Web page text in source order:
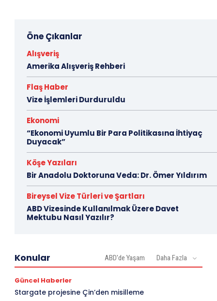
Öne Çıkanlar
Alışveriş
Amerika Alışveriş Rehberi
Flaş Haber
Vize İşlemleri Durduruldu
Ekonomi
“Ekonomi Uyumlu Bir Para Politikasına İhtiyaç
Duyacak”
Köşe Yazıları
Bir Anadolu Doktoruna Veda: Dr. Ömer Yıldırım
Bireysel Vize Türleri ve Şartları
ABD Vizesinde Kullanılmak Üzere Davet
Mektubu Nasıl Yazılır?
Konular ABD'de Yaşam Daha Fazla
Güncel Haberler
Stargate projesine Çin’den misilleme